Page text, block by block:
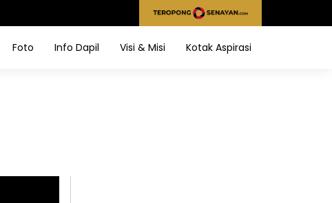
Foto Info Dapil Visi & Misi Kotak Aspirasi